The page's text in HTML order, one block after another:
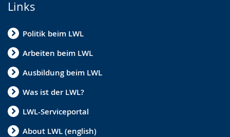
Links
Politik beim LWL
Arbeiten beim LWL
Ausbildung beim LWL
Was ist der LWL?
LWL-Serviceportal
About LWL (english)